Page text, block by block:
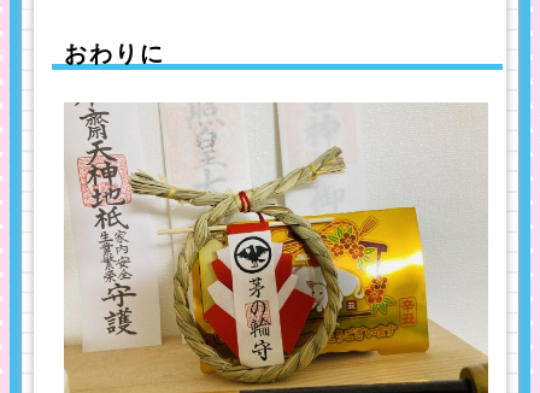
おわりに